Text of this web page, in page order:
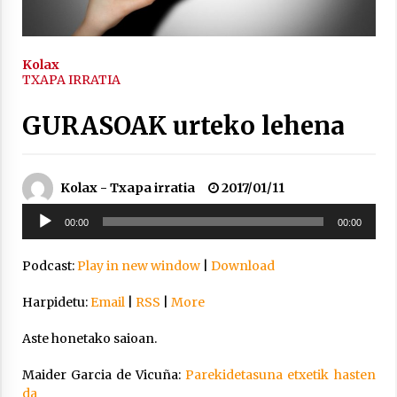
inguruko tailerraren audioa
2021/11/25
2021/11/12
esker guztioi!
Kolax
TXAPA IRRATIA
GURASOAK urteko lehena
Kolax - Txapa irratia
2017/01/11
Soinu
erreproduzigailua
00:00 00:00
Podcast:Play in new window| Download
Harpidetu:Email| RSS More
Aste honetako saioan.
Maider Garcia de Vicuña:Parekidetasuna etxetik hasten
da